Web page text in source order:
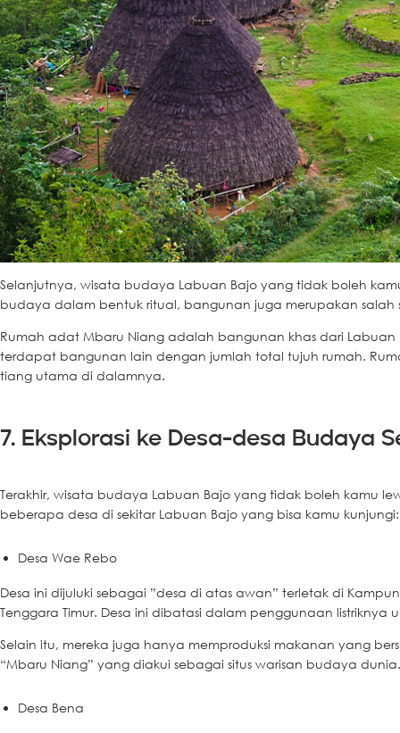
Selanjutnya, wisata budaya Labuan Bajo yang tidak boleh
budaya dalam bentuk ritual, bangunan juga merupakan
Rumah adat Mbaru Niang adalah bangunan khas dari
terdapat bangunan lain dengan jumlah total tujuh rumah.
tiang utama di dalamnya.
7. Eksplorasi ke Desa-desa Budaya
Terakhir, wisata budaya Labuan Bajo yang tidak boleh kamu
beberapa desa di sekitar Labuan Bajo yang bisa kamu kunjungi:
Desa Wae Rebo
Desa ini dijuluki sebagai ”desa di atas awan” terletak di
Tenggara Timur. Desa ini dibatasi dalam penggunaan
Selain itu, mereka juga hanya memproduksi makanan yang
“Mbaru Niang” yang diakui sebagai situs warisan budaya
Desa Bena